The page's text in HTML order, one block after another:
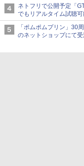
ネトフリで公開予定「
でもリアルタイム試聴
付き
Netflixから公式回答あり
「ポムポムプリン」30
のネットショップにて
「おもちもちもちクッ